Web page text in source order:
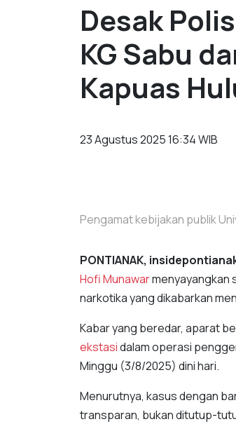
Desak
KG Sabu
Kapuas
23 Agustus 2025 16:34 WIB
Pengamat kebijakan publik
PONTIANAK,
Hofi Munawarmenyayangkan
narkotika yang dikabarkan
Kabar yang beredar, aparat
ekstasidalam operasi
Minggu (3/8/2025) dini hari.
Menurutnya, kasus dengan
transparan, bukan ditutup-